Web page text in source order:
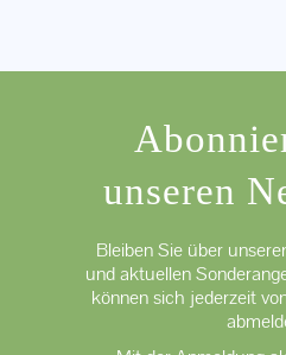
unseren
Bleiben Sie über
und aktuellen
können sich jederzeit